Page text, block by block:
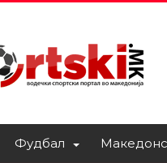
Фудбал